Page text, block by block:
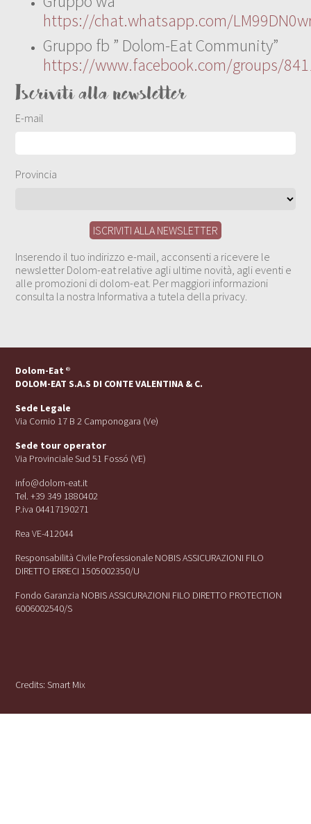
https://chat.whatsapp.com/
Gruppo fb ” Dolom-Eat Community”
https://www.facebook.com/groups/
Iscriviti alla newsletter
E-mail
Provincia
Inserendo il tuo indirizzo e-mail, acconsenti a ricevere le
newsletter Dolom-eat relative agli ultime novità, agli eventi e
alle promozioni di dolom-eat. Per maggiori informazioni
consulta la nostra Informativa a tutela della privacy.
Dolom-Eat ®
DOLOM-EAT S.A.S DI CONTE VALENTINA & C.
Sede Legale
Via Cornio 17 B 2 Camponogara (Ve)
Sede tour operator
Via Provinciale Sud 51 Fossó (VE)
info@dolom-eat.it
Tel. +39 349 1880402
P.iva 04417190271
Rea VE-412044
Responsabilità Civile Professionale NOBIS ASSICURAZIONI FILO
DIRETTO ERRECI 1505002350/U
Fondo Garanzia NOBIS ASSICURAZIONI FILO DIRETTO PROTECTION
6006002540/S
Credits:Smart Mix